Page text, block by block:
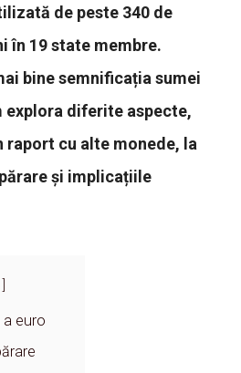
de peste 340 de
în 19 state membre.
bine semnificația sumei
explora diferite aspecte,
raport cu alte monede, la
și implicațiile
euro